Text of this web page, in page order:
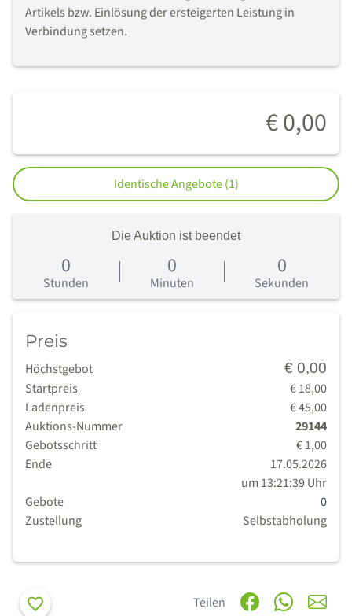
€ 0,00
Identische Angebote (1)
Die Auktion ist beendet
0
Stunden
0
Minuten
0
Sekunden
Preis
Höchstgebot € 0,00
Startpreis
€ 18,00
Ladenpreis
€ 45,00
Auktions-Nummer
29144
Gebotsschritt
€ 1,00
Ende
17.05.2026
um 13:21:39 Uhr
Gebote
0
Zustellung
Selbstabholung
Merken Teilen
Artikels bzw. Einlösung der ersteigerten Leistung in
Verbindung setzen.